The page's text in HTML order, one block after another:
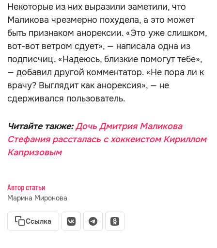
Некоторые из них выразили заметили, что
Маликова чрезмерно похудела, а это может
быть признаком анорексии. «Это уже слишком,
вот-вот ветром сдует», — написала одна из
подписчиц. «Надеюсь, близкие помогут тебе»,
— добавил другой комментатор. «Не пора ли к
врачу? Выглядит как анорексия», — не
сдерживался пользователь.
Читайте также:Дочь Дмитрия Маликова
Стефания рассталась с хоккеистом Кириллом
Капризовым
Автор статьи
Марина Миронова
Ссылка